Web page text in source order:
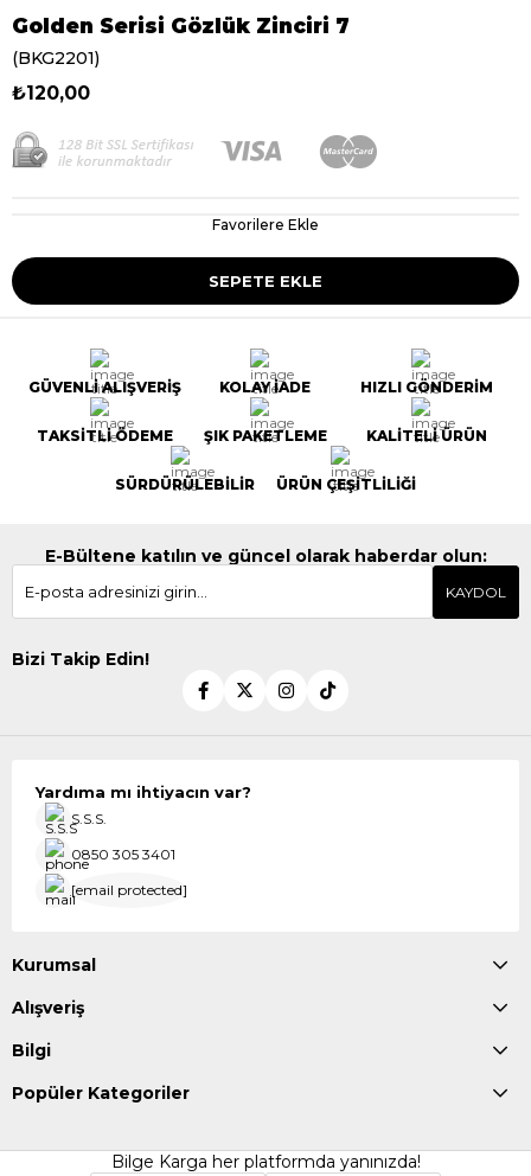
Golden Serisi Gözlük Zinciri 7
(BKG2201)
₺120,00
Favorilere Ekle
GÜVENLİ ALIŞVERİŞ KOLAY İADE HIZLI GÖNDERİM
TAKSİTLİ ÖDEME ŞIK PAKETLEME KALİTELİ ÜRÜN
SÜRDÜRÜLEBİLİR ÜRÜN ÇEŞİTLİLİĞİ
E-Bültene katılın ve güncel olarak haberdar olun:
KAYDOL
Bizi Takip Edin!
Yardıma mı ihtiyacın var?
S.S.S.
0850 305 3401
[email protected]
Kurumsal
Alışveriş
Bilgi
Popüler Kategoriler
Bilge Karga her platformda yanınızda!